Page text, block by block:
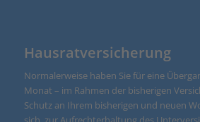
Hausratversicherung
Normalerweise haben Sie für eine
Monat – im Rahmen der bisherigen
Schutz an Ihrem bisherigen und neuen